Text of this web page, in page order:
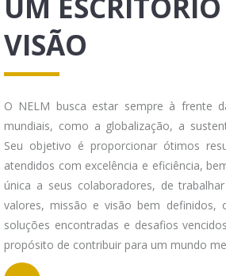
VISÃO
O NELM busca estar sempre à frente
mundiais, como a globalização, a
Seu objetivo é proporcionar ótimos
atendidos com excelência e eficiência,
única a seus colaboradores, de
valores, missão e visão bem definidos,
soluções encontradas e desafios
propósito de contribuir para um mundo